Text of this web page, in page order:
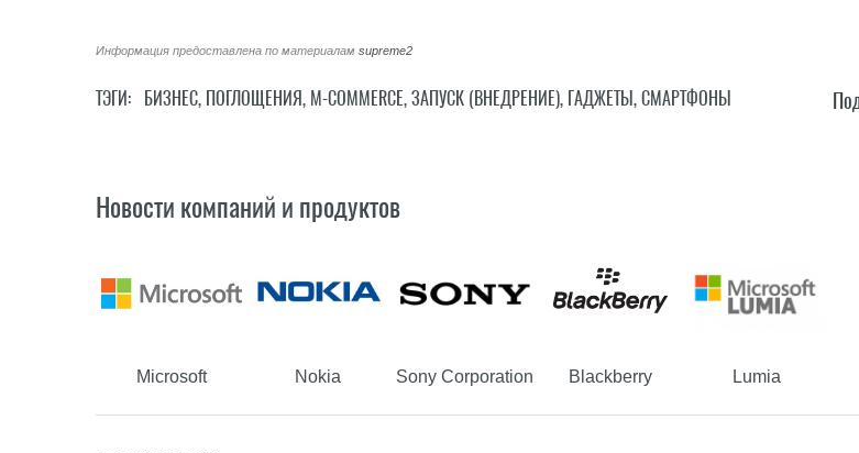
Информация предоставлена по материалам supreme2
ТЭГИ: БИЗНЕС, ПОГЛОЩЕНИЯ, M-COMMERCE,ЗАПУСК (ВНЕДРЕНИЕ), ГАДЖЕТЫ,СМАРТФОНЫ
Новости компаний и продуктов
Microsoft Nokia Sony Corporation Blackberry Lumia